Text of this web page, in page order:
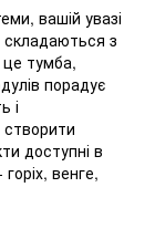
вашій увазі
складаються з
це тумба,
порадує
і
створити
доступні в
венге,